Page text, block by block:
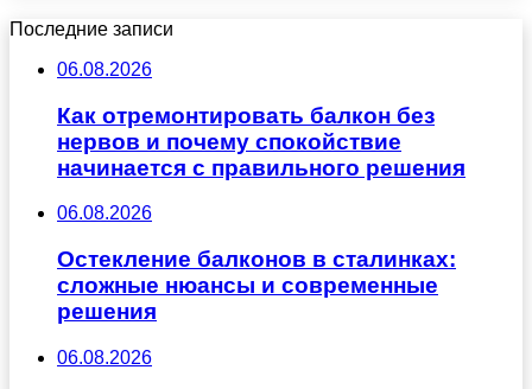
Последние записи
06.08.2026
Как отремонтировать балкон без
нервов и почему спокойствие
начинается с правильного решения
06.08.2026
Остекление балконов в сталинках:
сложные нюансы и современные
решения
06.08.2026